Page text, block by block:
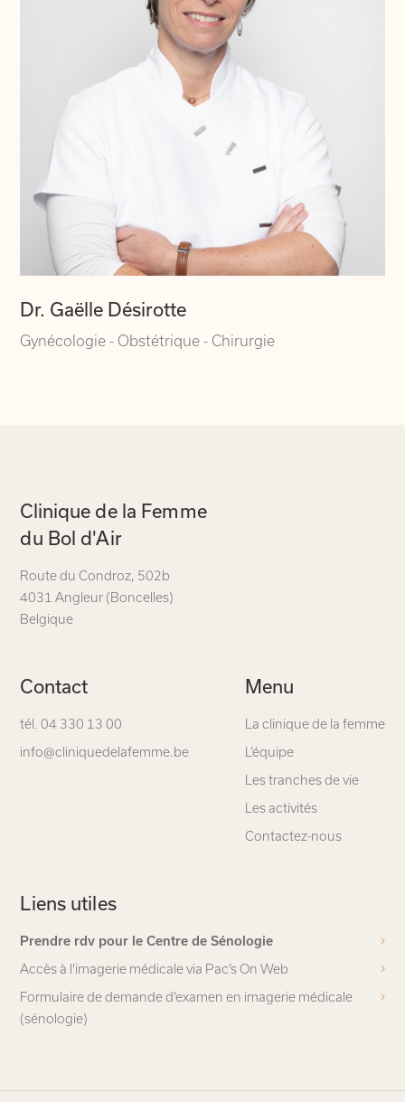
Dr. Gaëlle Désirotte
Gynécologie - Obstétrique - Chirurgie
Navigation
secondaire
Clinique de la Femme
du Bol d'Air
Route du Condroz, 502b
4031 Angleur (Boncelles)
Belgique
Contact
tél. 04 330 13 00
info@cliniquedelafemme.be
Menu
La clinique de la femme
L’équipe
Les tranches de vie
Les activités
Contactez-nous
Liens utiles
Prendre rdv pour le Centre de Sénologie
Accès à l’imagerie médicale via Pac’s On Web
Formulaire de demande d’examen en imagerie médicale
(sénologie)